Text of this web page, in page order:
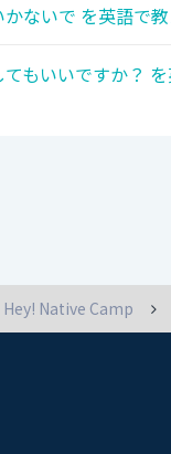
ないで を英語で
もいいですか？
Hey! Native Camp